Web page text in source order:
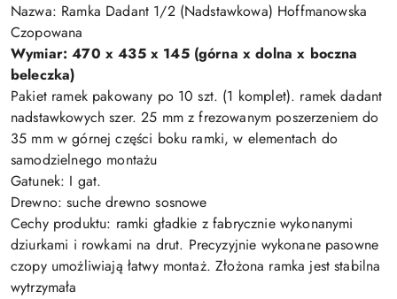
Nazwa: Ramka Dadant 1/2 (Nadstawkowa) Hoffmanowska
Czopowana
Wymiar: 470 x 435 x 145 (górna x dolna x boczna
beleczka)
Pakiet ramek pakowany po 10 szt. (1 komplet). ramek dadant
nadstawkowych szer. 25 mm z frezowanym poszerzeniem do
35 mm w górnej części boku ramki, w elementach do
samodzielnego montażu
Gatunek: I gat.
Drewno: suche drewno sosnowe
Cechy produktu: ramki gładkie z fabrycznie wykonanymi
dziurkami i rowkami na drut. Precyzyjnie wykonane pasowne
czopy umożliwiają łatwy montaż. Złożona ramka jest stabilna
wytrzymała